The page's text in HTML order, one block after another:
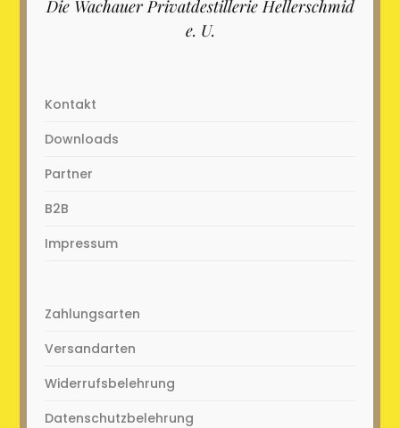
Die Wachauer Privatdestillerie Hellerschmid
e. U.
Kontakt
Downloads
Partner
B2B
Impressum
Zahlungsarten
Versandarten
Widerrufsbelehrung
Datenschutzbelehrung